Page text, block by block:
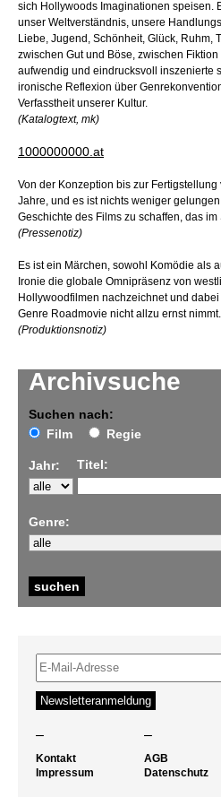
Archivsuche
Suchen nach:
Film
Regie
Jahr: Titel:
Genre:
sich Hollywoods Imaginationen speisen.
unser Weltverständnis, unsere
Liebe, Jugend, Schönheit, Glück, Ruhm,
zwischen Gut und Böse, zwischen
aufwendig und eindrucksvoll inszenierte
ironische Reflexion über
Verfasstheit unserer Kultur.
(Katalogtext, mk)
1000000000.at
Von der Konzeption bis zur Fertigstellung
Jahre, und es ist nichts weniger
Geschichte des Films zu schaffen, das
(Pressenotiz)
Es ist ein Märchen, sowohl Komödie als
Ironie die globale Omnipräsenz von
Hollywoodfilmen nachzeichnet und
Genre Roadmovie nicht allzu ernst nimmt.
(Produktionsnotiz)
– –
Kontakt
Impressum
AGB
Datenschutz